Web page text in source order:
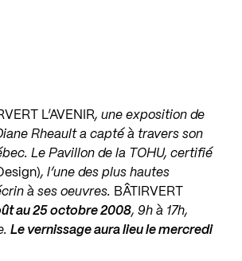
L’AVENIR, une exposition de
Rheault a capté à travers son
Le Pavillon de la TOHU, certifié
, l’une des plus hautes
à ses oeuvres. BÂTIRVERT
au 25 octobre 2008, 9h à 17h,
Le vernissage aura lieu le mercredi